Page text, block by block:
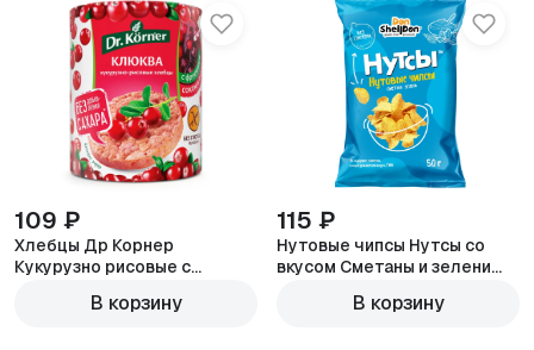
109 ₽
Хлебцы Др Корнер
Кукурузно рисовые с
В корзину
115 ₽
Нутовые чипсы Нутсы со
вкусом Сметаны и зелени
В корзину